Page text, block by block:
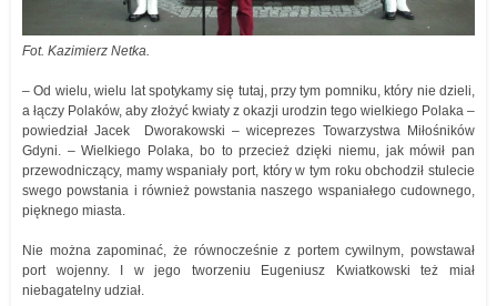
Fot. Kazimierz Netka.
– Od wielu, wielu lat spotykamy się tutaj, przy tym pomniku, który nie dzieli,
a łączy Polaków, aby złożyć kwiaty z okazji urodzin tego wielkiego Polaka –
powiedział Jacek Dworakowski – wiceprezes Towarzystwa Miłośników
Gdyni. – Wielkiego Polaka, bo to przecież dzięki niemu, jak mówił pan
przewodniczący, mamy wspaniały port, który w tym roku obchodził stulecie
swego powstania i również powstania naszego wspaniałego cudownego,
pięknego miasta.
Nie można zapominać, że równocześnie z portem cywilnym, powstawał
port wojenny. I w jego tworzeniu Eugeniusz Kwiatkowski też miał
niebagatelny udział.